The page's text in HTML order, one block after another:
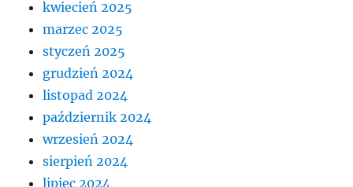
kwiecień 2025
marzec 2025
styczeń 2025
grudzień 2024
listopad 2024
październik 2024
wrzesień 2024
sierpień 2024
lipiec 2024